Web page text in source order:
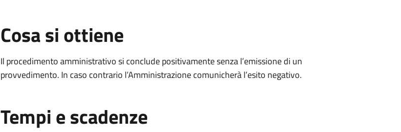
Cosa si ottiene
Il procedimento amministrativo si conclude positivamente senza l’emissione di un
provvedimento. In caso contrario l’Amministrazione comunicherà l’esito negativo.
Tempi e scadenze